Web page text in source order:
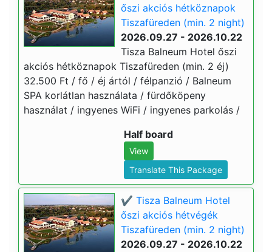
őszi akciós hétköznapok
Tiszafüreden (min. 2 night)
2026.09.27 - 2026.10.22
Tisza Balneum Hotel őszi
akciós hétköznapok Tiszafüreden (min. 2 éj)
32.500 Ft / fő / éj ártól / félpanzió / Balneum
SPA korlátlan használata / fürdőköpeny
használat / ingyenes WiFi / ingyenes parkolás /
Half board
View
Translate This Package
✔️ Tisza Balneum Hotel
őszi akciós hétvégék
Tiszafüreden (min. 2 night)
2026.09.27 - 2026.10.22